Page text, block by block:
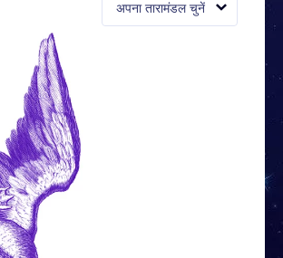
अपना तारामंडल चुनें